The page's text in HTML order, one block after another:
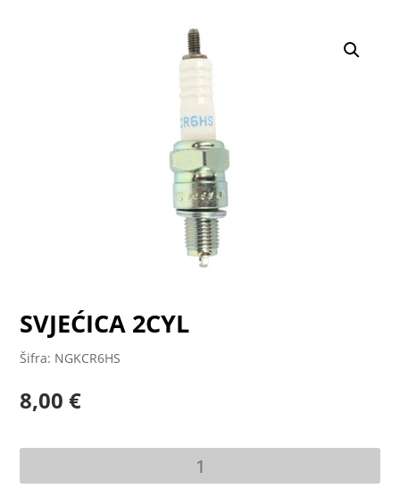
SVJEĆICA 2CYL
Šifra: NGKCR6HS
8,00€